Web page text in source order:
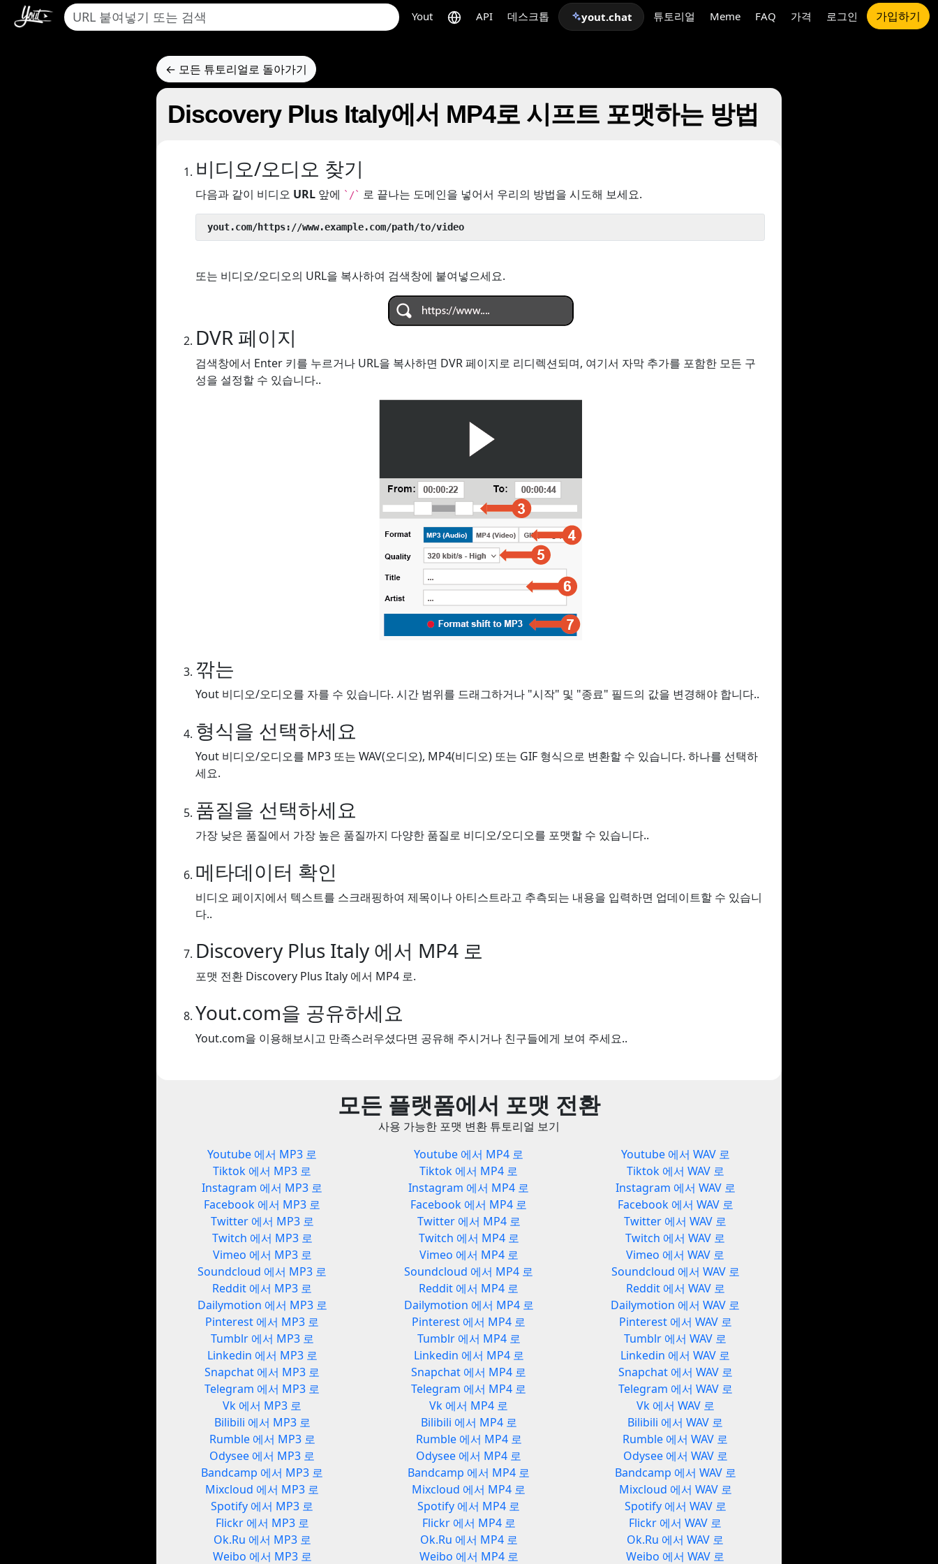
Yout API 데스크톱 yout.chat 튜토리얼 Meme FAQ 가격 로그인 가입하기
← 모든 튜토리얼로 돌아가기
Discovery Plus Italy에서 MP4로 시프트 포맷하는 방법
비디오/오디오 찾기
다음과 같이 비디오 URL 앞에 `/` 로 끝나는 도메인을 넣어서 우리의 방법을 시도해 보세요.
yout.com/https://www.example.com/path/to/video
또는 비디오/오디오의 URL을 복사하여 검색창에 붙여넣으세요.
DVR 페이지
검색창에서 Enter 키를 누르거나 URL을 복사하면 DVR 페이지로 리디렉션되며, 여기서 자막 추가를 포함한 모든 구
성을 설정할 수 있습니다..
깎는
Yout 비디오/오디오를 자를 수 있습니다. 시간 범위를 드래그하거나 "시작" 및 "종료" 필드의 값을 변경해야 합니다..
형식을 선택하세요
Yout 비디오/오디오를 MP3 또는 WAV(오디오), MP4(비디오) 또는 GIF 형식으로 변환할 수 있습니다. 하나를 선택하
세요.
품질을 선택하세요
가장 낮은 품질에서 가장 높은 품질까지 다양한 품질로 비디오/오디오를 포맷할 수 있습니다..
메타데이터 확인
비디오 페이지에서 텍스트를 스크래핑하여 제목이나 아티스트라고 추측되는 내용을 입력하면 업데이트할 수 있습니
다..
Discovery Plus Italy 에서 MP4 로
포맷 전환 Discovery Plus Italy 에서 MP4 로.
Yout.com을 공유하세요
Yout.com을 이용해보시고 만족스러우셨다면 공유해 주시거나 친구들에게 보여 주세요..
모든 플랫폼에서 포맷 전환
사용 가능한 포맷 변환 튜토리얼 보기
Youtube 에서 MP3 로
Tiktok 에서 MP3 로
Instagram 에서 MP3 로
Facebook 에서 MP3 로
Twitter 에서 MP3 로
Twitch 에서 MP3 로
Vimeo 에서 MP3 로
Soundcloud 에서 MP3 로
Reddit 에서 MP3 로
Dailymotion 에서 MP3 로
Pinterest 에서 MP3 로
Tumblr 에서 MP3 로
Linkedin 에서 MP3 로
Snapchat 에서 MP3 로
Telegram 에서 MP3 로
Vk 에서 MP3 로
Bilibili 에서 MP3 로
Rumble 에서 MP3 로
Odysee 에서 MP3 로
Bandcamp 에서 MP3 로
Mixcloud 에서 MP3 로
Spotify 에서 MP3 로
Flickr 에서 MP3 로
Ok.Ru 에서 MP3 로
Weibo 에서 MP3 로
Youtube 에서 MP4 로
Tiktok 에서 MP4 로
Instagram 에서 MP4 로
Facebook 에서 MP4 로
Twitter 에서 MP4 로
Twitch 에서 MP4 로
Vimeo 에서 MP4 로
Soundcloud 에서 MP4 로
Reddit 에서 MP4 로
Dailymotion 에서 MP4 로
Pinterest 에서 MP4 로
Tumblr 에서 MP4 로
Linkedin 에서 MP4 로
Snapchat 에서 MP4 로
Telegram 에서 MP4 로
Vk 에서 MP4 로
Bilibili 에서 MP4 로
Rumble 에서 MP4 로
Odysee 에서 MP4 로
Bandcamp 에서 MP4 로
Mixcloud 에서 MP4 로
Spotify 에서 MP4 로
Flickr 에서 MP4 로
Ok.Ru 에서 MP4 로
Weibo 에서 MP4 로
Youtube 에서 WAV 로
Tiktok 에서 WAV 로
Instagram 에서 WAV 로
Facebook 에서 WAV 로
Twitter 에서 WAV 로
Twitch 에서 WAV 로
Vimeo 에서 WAV 로
Soundcloud 에서 WAV 로
Reddit 에서 WAV 로
Dailymotion 에서 WAV 로
Pinterest 에서 WAV 로
Tumblr 에서 WAV 로
Linkedin 에서 WAV 로
Snapchat 에서 WAV 로
Telegram 에서 WAV 로
Vk 에서 WAV 로
Bilibili 에서 WAV 로
Rumble 에서 WAV 로
Odysee 에서 WAV 로
Bandcamp 에서 WAV 로
Mixcloud 에서 WAV 로
Spotify 에서 WAV 로
Flickr 에서 WAV 로
Ok.Ru 에서 WAV 로
Weibo 에서 WAV 로